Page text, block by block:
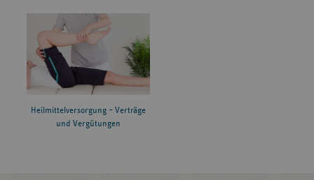
Heilmittelversorgung – Verträge
und Vergütungen